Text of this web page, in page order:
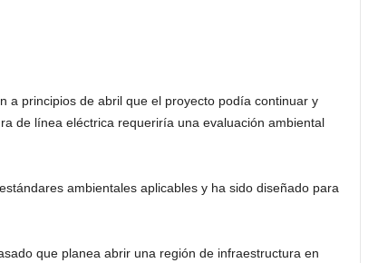
a principios de abril que el proyecto podía continuar y
de línea eléctrica requeriría una evaluación ambiental
ambientales aplicables y ha sido diseñado para
que planea abrir una región de infraestructura en